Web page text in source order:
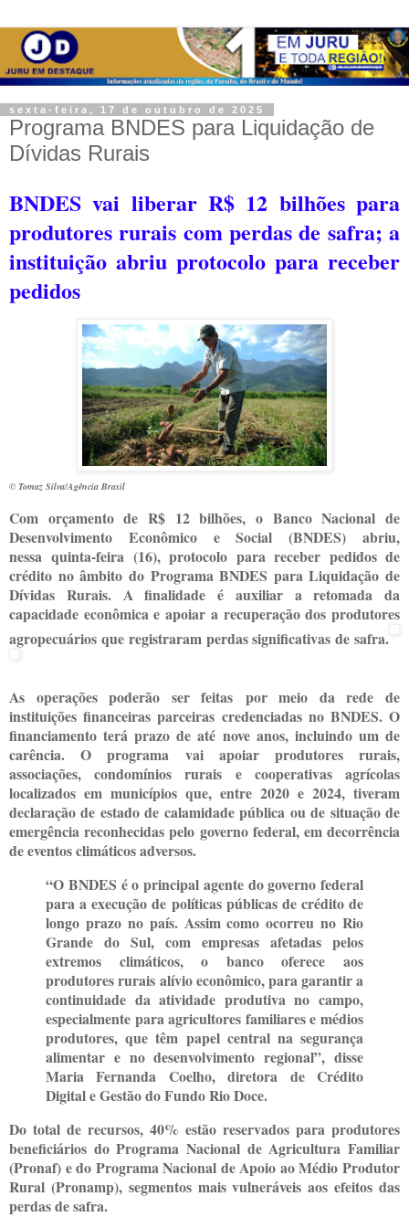
sexta-feira, 17 de outubro de 2025
Programa BNDES para Liquidação de
Dívidas Rurais
BNDES vai liberar R$ 12 bilhões para
produtores rurais com perdas de safra; a
instituição abriu protocolo para receber
pedidos
© Tomaz Silva/Agência Brasil
Com orçamento de R$ 12 bilhões, o Banco Nacional de
Desenvolvimento Econômico e Social (BNDES) abriu,
nessa quinta-feira (16), protocolo para receber pedidos de
crédito no âmbito do Programa BNDES para Liquidação de
Dívidas Rurais. A finalidade é auxiliar a retomada da
capacidade econômica e apoiar a recuperação dos produtores
agropecuários que registraram perdas significativas de safra.
As operações poderão ser feitas por meio da rede de
instituições financeiras parceiras credenciadas no BNDES. O
financiamento terá prazo de até nove anos, incluindo um de
carência. O programa vai apoiar produtores rurais,
associações, condomínios rurais e cooperativas agrícolas
localizados em municípios que, entre 2020 e 2024, tiveram
declaração de estado de calamidade pública ou de situação de
emergência reconhecidas pelo governo federal, em decorrência
de eventos climáticos adversos.
“O BNDES é o principal agente do governo federal
para a execução de políticas públicas de crédito de
longo prazo no país. Assim como ocorreu no Rio
Grande do Sul, com empresas afetadas pelos
extremos climáticos, o banco oferece aos
produtores rurais alívio econômico, para garantir a
continuidade da atividade produtiva no campo,
especialmente para agricultores familiares e médios
produtores, que têm papel central na segurança
alimentar e no desenvolvimento regional”, disse
Maria Fernanda Coelho, diretora de Crédito
Digital e Gestão do Fundo Rio Doce.
Do total de recursos, 40% estão reservados para produtores
beneficiários do Programa Nacional de Agricultura Familiar
(Pronaf) e do Programa Nacional de Apoio ao Médio Produtor
Rural (Pronamp), segmentos mais vulneráveis aos efeitos das
perdas de safra.